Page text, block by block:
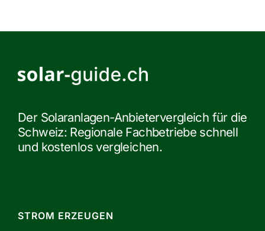
Der Solaranlagen-Anbietervergleich für die
Schweiz: Regionale Fachbetriebe schnell
und kostenlos vergleichen.
STROM ERZEUGEN